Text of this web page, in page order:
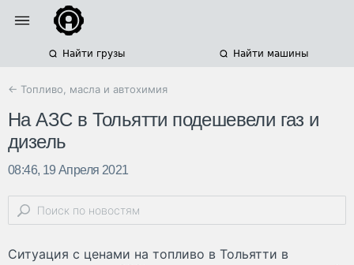
Найти грузы Найти машины
← Топливо, масла и автохимия
На АЗС в Тольятти подешевели газ и
дизель
08:46, 19 Апреля 2021
Ситуация с ценами на топливо в Тольятти в